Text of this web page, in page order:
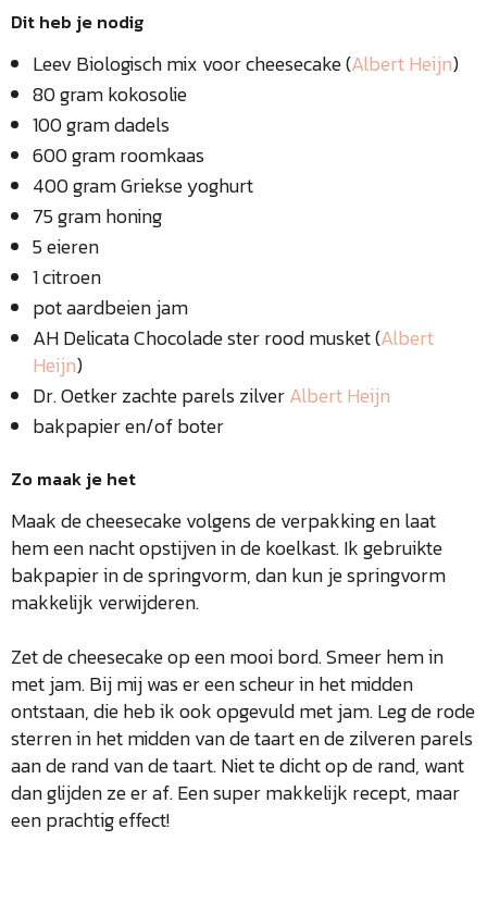
Dit heb je nodig
Leev Biologisch mix voor cheesecake (Albert Heijn)
80 gram kokosolie
100 gram dadels
600 gram roomkaas
400 gram Griekse yoghurt
75 gram honing
5 eieren
1 citroen
pot aardbeien jam
AH Delicata Chocolade ster rood musket (Albert
Heijn)
Dr. Oetker zachte parels zilverAlbert Heijn
bakpapier en/of boter
Zo maak je het
Maak de cheesecake volgens de verpakking en laat
hem een nacht opstijven in de koelkast. Ik gebruikte
bakpapier in de springvorm, dan kun je springvorm
makkelijk verwijderen.
Zet de cheesecake op een mooi bord. Smeer hem in
met jam. Bij mij was er een scheur in het midden
ontstaan, die heb ik ook opgevuld met jam. Leg de rode
sterren in het midden van de taart en de zilveren parels
aan de rand van de taart. Niet te dicht op de rand, want
dan glijden ze er af. Een super makkelijk recept, maar
een prachtig effect!